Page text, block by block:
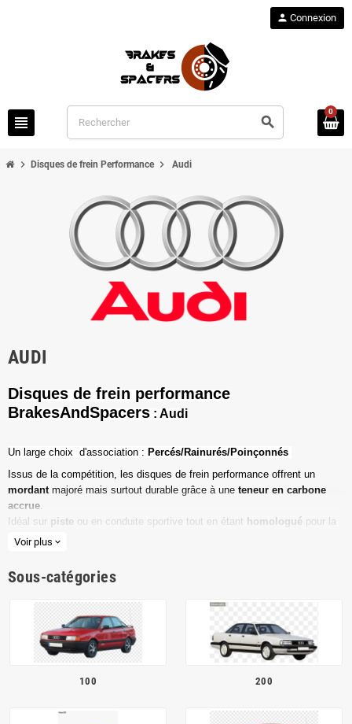
view_headline search
person Connexion
0
chevron_right Disques de frein Performance chevron_right Audi
AUDI
Disques de frein performance
BrakesAndSpacers : Audi
Un l arge choix d'association : Percés/Rainurés/Poinçonnés
Issus de la compétition, les disques de frein performance offrent un
mordant majoré mais surtout durable grâce à une teneur en carbone
accrue.
Idéal sur piste ou en conduite sportive tout en étant homologué pour la
route ouverte.
Vendu par paire
Valeur de friction maximale
Dimensions d'origine respectées
Voir plus expand_more
Sous-catégories
100 200